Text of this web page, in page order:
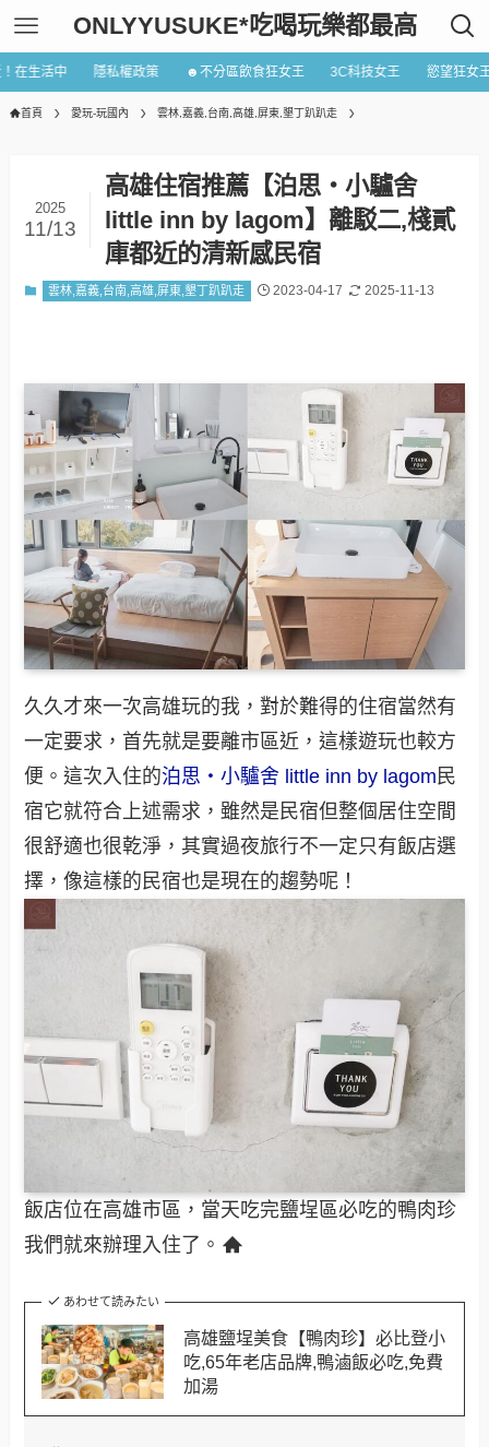
ONLYYUSUKE*吃喝玩樂都最高
在生活中 隱私權政策 ☻不分區飲食狂女王 3C科技女王 慾望狂女
首頁 愛玩-玩國內 雲林,嘉義,台南,高雄,屏東,墾丁趴趴走
高雄住宿推薦【泊思‧小驢舍
little inn by lagom】離駁二,棧貳
庫都近的清新感民宿
2025
11/13
雲林,嘉義,台南,高雄,屏東,墾丁趴趴走 2023-04-17 2025-11-13
久久才來一次高雄玩的我，對於難得的住宿當然有
一定要求，首先就是要離市區近，這樣遊玩也較方
便。這次入住的泊思‧小驢舍 little inn by lagom 民
宿它就符合上述需求，雖然是民宿但整個居住空間
很舒適也很乾淨，其實過夜旅行不一定只有飯店選
擇，像這樣的民宿也是現在的趨勢呢！
飯店位在高雄市區，當天吃完鹽埕區必吃的鴨肉珍
我們就來辦理入住了。
あわせて読みたい
高雄鹽埕美食【鴨肉珍】必比登小
吃,65年老店品牌,鴨滷飯必吃,免費
加湯